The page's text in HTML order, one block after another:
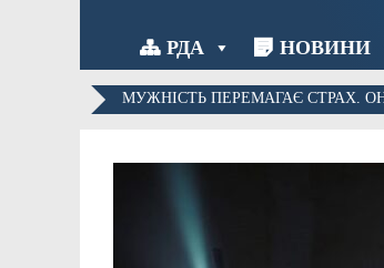
РДА НОВИНИ
МУЖНІСТЬ ПЕРЕМАГАЄ СТРАХ.